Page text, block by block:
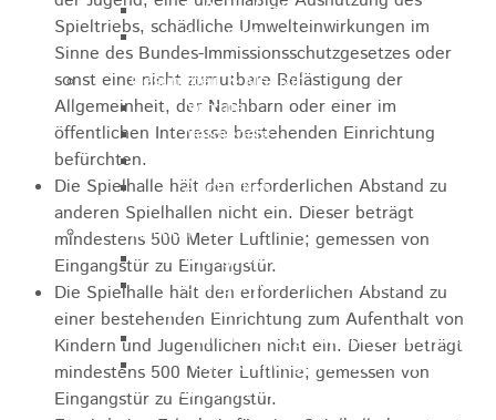
Volkshochschule
Stadtbibliothek
Gesundheit & Medizin
Notrufe
Notdienste
Apotheken
Kirchen
Evangelische St.-Ulrich-Kirche
Evangelisch - Freikirchliche
Gemeinde
Kath. Kirchengemeinde St. Bernhard
Kath. Kirchengemeinde Mariä
Himmelfahrt Lautern
Spieltriebs, schädliche Umwelteinwirkungen im
Sinne des Bundes-Immissionsschutzgesetzes oder
sonst eine nicht zumutbare Belästigung der
Allgemeinheit, der Nachbarn oder einer im
öffentlichen Interesse bestehenden Einrichtung
befürchten.
Die Spielhalle hält den erforderlichen Abstand zu
anderen Spielhallen nicht ein. Dieser beträgt
mindestens 500 Meter Luftlinie; gemessen von
Eingangstür zu Eingangstür.
Die Spielhalle hält den erforderlichen Abstand zu
einer bestehenden Einrichtung zum Aufenthalt von
Kindern und Jugendlichen nicht ein. Dieser beträgt
mindestens 500 Meter Luftlinie; gemessen von
Eingangstür zu Eingangstür.